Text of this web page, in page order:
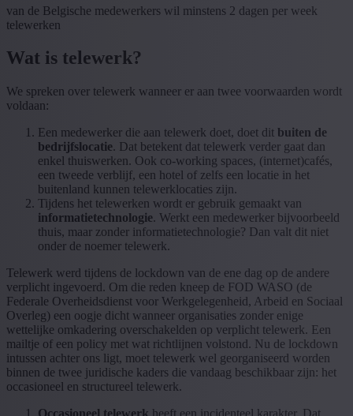
van de Belgische medewerkers wil minstens 2 dagen per week
telewerken
Wat is telewerk?
We spreken over telewerk wanneer er aan twee voorwaarden wordt
voldaan:
Een medewerker die aan telewerk doet, doet dit buiten de
bedrijfslocatie. Dat betekent dat telewerk verder gaat dan
enkel thuiswerken. Ook co-working spaces, (internet)cafés,
een tweede verblijf, een hotel of zelfs een locatie in het
buitenland kunnen telewerklocaties zijn.
Tijdens het telewerken wordt er gebruik gemaakt van
informatietechnologie. Werkt een medewerker bijvoorbeeld
thuis, maar zonder informatietechnologie? Dan valt dit niet
onder de noemer telewerk.
Telewerk werd tijdens de lockdown van de ene dag op de andere
verplicht ingevoerd. Om die reden kneep de FOD WASO (de
Federale Overheidsdienst voor Werkgelegenheid, Arbeid en Sociaal
Overleg) een oogje dicht wanneer organisaties zonder enige
wettelijke omkadering overschakelden op verplicht telewerk. Een
mailtje of een policy met wat richtlijnen volstond. Nu de lockdown
intussen achter ons ligt, moet telewerk wel georganiseerd worden
binnen de twee juridische kaders die vandaag beschikbaar zijn: het
occasioneel en structureel telewerk.